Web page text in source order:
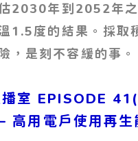
2030年到2052年
1.5度的結果。採取
，是刻不容緩的事。
播室 EPISODE
高用電戶使用再生